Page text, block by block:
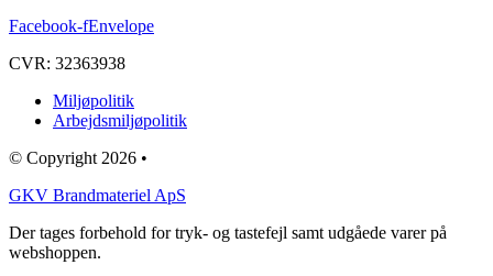
Facebook-fEnvelope
CVR: 32363938
Miljøpolitik
Arbejdsmiljøpolitik
© Copyright 2026 •
GKV Brandmateriel ApS
Der tages forbehold for tryk- og tastefejl samt udgåede varer på
webshoppen.